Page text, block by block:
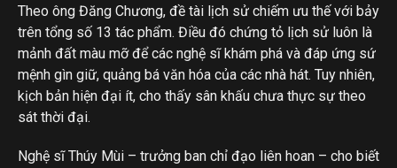
Theo ông Đăng Chương, đề tài lịch sử chiếm ưu thế với bảy
trên tổng số 13 tác phẩm. Điều đó chứng tỏ lịch sử luôn là
mảnh đất màu mỡ để các nghệ sĩ khám phá và đáp ứng sứ
mệnh gìn giữ, quảng bá văn hóa của các nhà hát. Tuy nhiên,
kịch bản hiện đại ít, cho thấy sân khấu chưa thực sự theo
sát thời đại.
Nghệ sĩ Thúy Mùi – trưởng ban chỉ đạo liên hoan – cho biết